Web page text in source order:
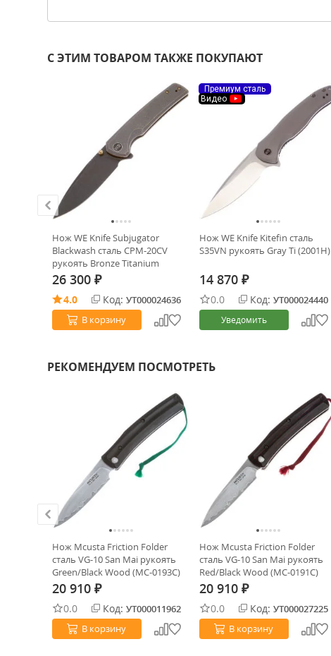
С ЭТИМ ТОВАРОМ ТАКЖЕ ПОКУПАЮТ
Нож WE Knife Subjugator
Blackwash сталь CPM-20CV
рукоять Bronze Titanium
(WE21014C-4)
26 300 ₽
4.0 Код: УТ000024636
В корзину
Премиум сталь
Видео
Нож WE Knife Kitefin сталь
S35VN рукоять Gray Ti (2001H)
14 870 ₽
0.0 Код: УТ000024440
Уведомить
РЕКОМЕНДУЕМ ПОСМОТРЕТЬ
Нож Mcusta Friction Folder
сталь VG-10 San Mai рукоять
Green/Black Wood (MC-0193C)
20 910 ₽
0.0 Код: УТ000011962
В корзину
Нож Mcusta Friction Folder
сталь VG-10 San Mai рукоять
Red/Black Wood (MC-0191C)
20 910 ₽
0.0 Код: УТ000027225
В корзину